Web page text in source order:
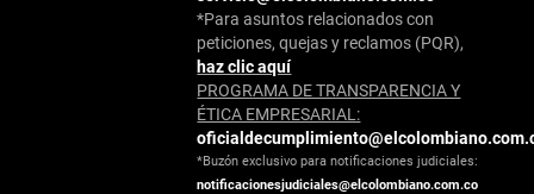
*Para asuntos relacionados con
peticiones, quejas y reclamos (PQR),
haz clic aquí
PROGRAMA DE TRANSPARENCIA Y
ÉTICA EMPRESARIAL:
*Buzón exclusivo para notificaciones judiciales:
notificacionesjudiciales@elcolombiano.com.co